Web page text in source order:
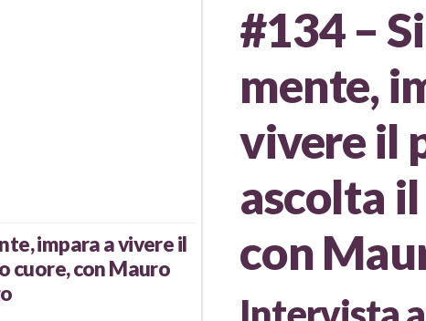
impara a vivere il
cuore, con Mauro
#134 –
mente,
vivere il
ascolta
con